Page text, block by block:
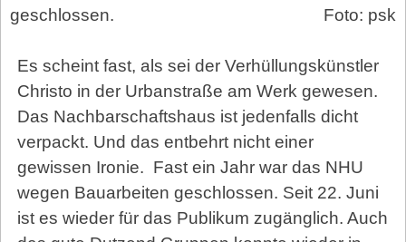
geschlossen.
Foto: psk
Es scheint fast, als sei der Verhüllungskünstler
Christo in der Urbanstraße am Werk gewesen.
Das Nachbarschaftshaus ist jedenfalls dicht
verpackt. Und das entbehrt nicht einer
gewissen Ironie. Fast ein Jahr war das NHU
wegen Bauarbeiten geschlossen. Seit 22. Juni
ist es wieder für das Publikum zugänglich. Auch